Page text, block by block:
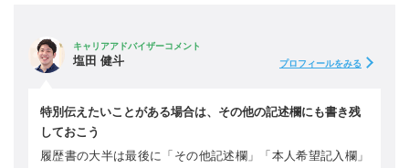
キャリアアドバイザーコメント
塩田 健斗 プロフィールをみる
特別伝えたいことがある場合は、その他の記述欄にも書き残
しておこう
履歴書の大半は最後に「その他記述欄」「本人希望記入欄」